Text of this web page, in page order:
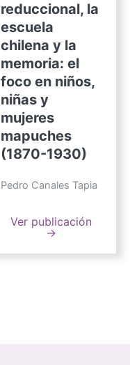
reduccional, la
escuela
chilena y la
memoria: el
foco en niños,
niñas y
mujeres
mapuches
(1870-1930)
Pedro Canales Tapia
Ver publicación
→